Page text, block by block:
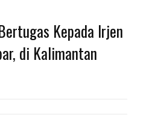
Kepada Irjen
di Kalimantan